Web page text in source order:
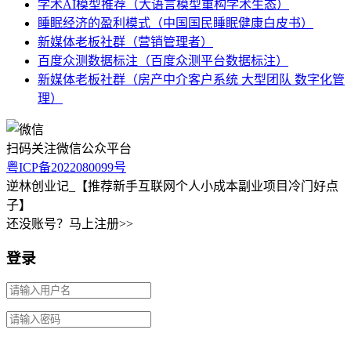
学术AI模型推荐（大语言模型重构学术生态）
睡眠经济的盈利模式（中国国民睡眠健康白皮书）
新媒体老板社群（营销管理者）
百度众测数据标注（百度众测平台数据标注）
新媒体老板社群（房产中介客户系统 大型团队 数字化管
理）
扫码关注微信公众平台
粤ICP备2022080099号
逆林创业记_【推荐新手互联网个人小成本副业项目冷门好点
子】
还没账号？马上注册>>
登录